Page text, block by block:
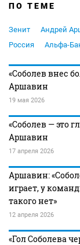
ПО ТЕМЕ
Зенит Андрей
Россия
Альфа-
«Соболев внес
Аршавин
19 мая 2026
«Соболев — это
Аршавин
17 апреля 2026
Аршавин:
играет, у
такого нет»
12 апреля 2026
«Гол Соболева